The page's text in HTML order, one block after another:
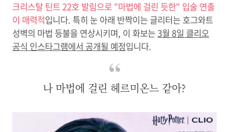
크리스탈 틴트 22호 발림으로 "마법에 걸린 듯한" 입술 연출
이 매력적입니다. 특히 눈 아래 반짝이는 글리터는 호그와트
성벽의 마법 등불을 연상시키며, 이 화보는3월 8일 클리오
공식 인스타그램에서 공개될 예정입니다.
나 마법에 걸린 헤르미온느 같아?